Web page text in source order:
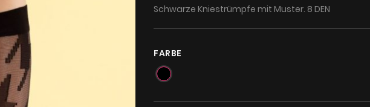
Schwarze Kniestrümpfe mit Muster. 8 DEN
FARBE